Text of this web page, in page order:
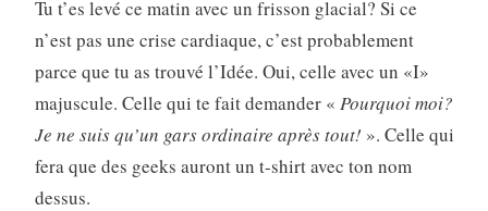
Tu t’es levé ce matin avec un frisson glacial? Si ce
n’est pas une crise cardiaque, c’est probablement
parce que tu as trouvé l’Idée. Oui, celle avec un «I»
majuscule. Celle qui te fait demander « Pourquoi moi?
Je ne suis qu’un gars ordinaire après tout! ». Celle qui
fera que des geeks auront un t-shirt avec ton nom
dessus.